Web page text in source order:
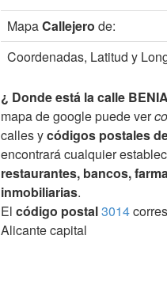
MapaCallejero de:
Coordenadas, Latitud y
¿ Donde está la calle
mapa de google puede ver
calles ycódigos postales
encontrará cualquier
restaurantes, bancos,
inmobiliarias.
El código postal3014
Alicante capital